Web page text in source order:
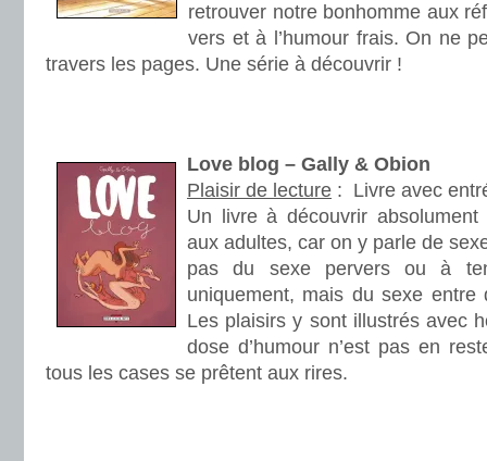
retrouver notre bonhomme aux
vers et à l’humour frais. On ne
travers les pages. Une série à découvrir !
Love blog – Gally & Obion
Plaisir de lecture : Livre avec
Un livre à découvrir
aux adultes, car on y parle de
pas du sexe pervers ou à
uniquement, mais du sexe entre
Les plaisirs y sont illustrés avec
dose d’humour n’est pas en
tous les cases se prêtent aux rires.